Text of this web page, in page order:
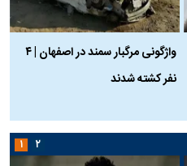
واژگونی مرگبار سمند در اصفهان | ۴
نفر کشته شدند
۱ ۲